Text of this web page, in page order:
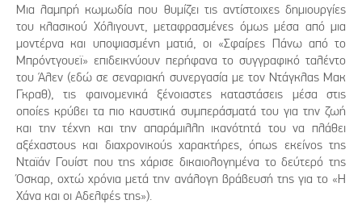
Μια λαμπρή κωμωδία που θυμίζει τις αντίστοιχες δημιουργίες
του κλασικού Χόλιγουντ, μεταφρασμένες όμως μέσα από μια
μοντέρνα και υποψιασμένη ματιά, οι «Σφαίρες Πάνω από το
Μπρόντγουεϊ» επιδεικνύουν περήφανα το συγγραφικό ταλέντο
του Άλεν (εδώ σε σεναριακή συνεργασία με τον Ντάγκλας Μακ
Γκραθ), τις φαινομενικά ξένοιαστες καταστάσεις μέσα στις
οποίες κρύβει τα πιο καυστικά συμπεράσματά του για την ζωή
και την τέχνη και την απαράμιλλη ικανότητά του να πλάθει
αξέχαστους και διαχρονικούς χαρακτήρες, όπως εκείνος της
Νταϊάν Γουίστ που της χάρισε δικαιολογημένα το δεύτερό της
Όσκαρ, οχτώ χρόνια μετά την ανάλογη βράβευσή της για το «Η
Χάνα και οι Αδελφές της»).